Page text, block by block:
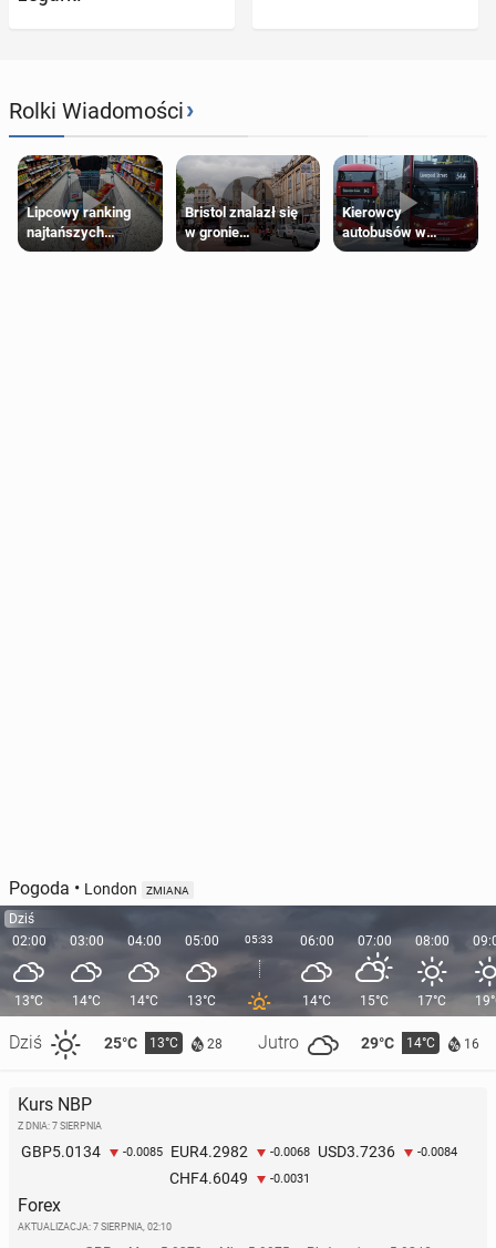
Rolki Wiadomości›
Lipcowy ranking
najtańszych
supermarketów
Bristol znalazł się
w gronie
najlepszych
Kierowcy
autobusów w
Londynie
Pogoda • London ZMIANA
Dziś
02:00
13°C
Dziś 25°C 13°C 28 Jutro 29°C 14°C 16
03:00
14°C
04:00
14°C
05:00
13°C
05:33 06:00
14°C
07:00
15°C
08:00
17°C
Kurs NBP
Z DNIA: 7 SIERPNIA
GBP5.0134 -0.0085 EUR4.2982 -0.0068 USD3.7236 -0.0084
CHF4.6049 -0.0031
Forex
AKTUALIZACJA: 7 SIERPNIA, 02:10